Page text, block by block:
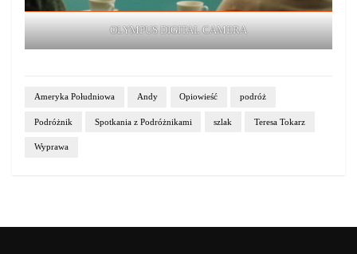
OLYMPUS DIGITAL CAMERA
Ameryka Południowa Andy Opiowieść podróż
Podróżnik Spotkania z Podróżnikami szlak Teresa Tokarz
Wyprawa